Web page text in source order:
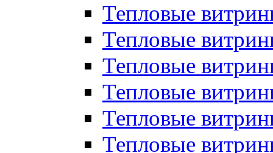
Тепловые
Тепловые
Тепловые
Тепловые
Тепловые
Тепловые